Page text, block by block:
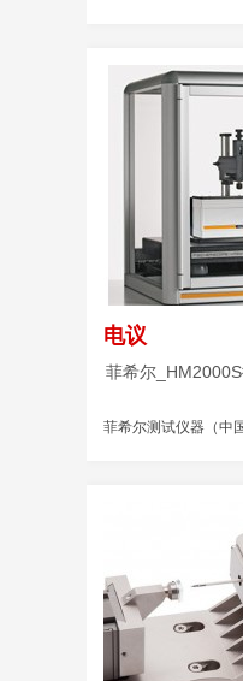
电议
菲希尔
菲希尔测试仪器（中